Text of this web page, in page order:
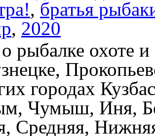
, братья
, 2020
рыбалке охоте
городах
Чумыш, Иня,
Средняя,